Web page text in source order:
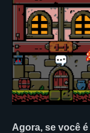
Agora, se você